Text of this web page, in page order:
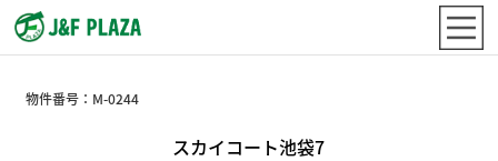
物件番号： M-0244
スカイコート池袋7